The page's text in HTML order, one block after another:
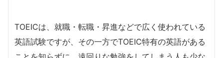
TOEICは、就職・転職・昇進などで広く使われている
英語試験ですが、その一方でTOEIC特有の英語がある